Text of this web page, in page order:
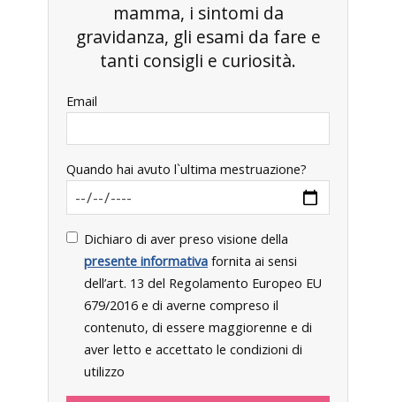
mamma, i sintomi da
gravidanza, gli esami da fare e
tanti consigli e curiosità.
Email
Quando hai avuto l`ultima mestruazione?
Dichiaro di aver preso visione della
presente informativa fornita ai sensi
dell’art. 13 del Regolamento Europeo EU
679/2016 e di averne compreso il
contenuto, di essere maggiorenne e di
aver letto e accettato le condizioni di
utilizzo